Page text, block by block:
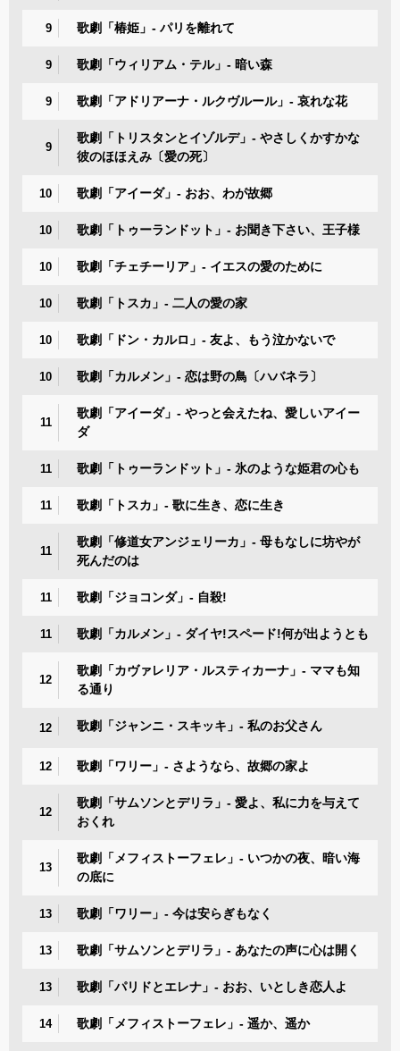
9 歌劇「椿姫」- パリを離れて
9 歌劇「ウィリアム・テル」- 暗い森
9 歌劇「アドリアーナ・ルクヴルール」- 哀れな花
9
歌劇「トリスタンとイゾルデ」- やさしくかすかな
彼のほほえみ〔愛の死〕
10 歌劇「アイーダ」- おお、わが故郷
10 歌劇「トゥーランドット」- お聞き下さい、王子様
10 歌劇「チェチーリア」- イエスの愛のために
10 歌劇「トスカ」- 二人の愛の家
10 歌劇「ドン・カルロ」- 友よ、もう泣かないで
10 歌劇「カルメン」- 恋は野の鳥〔ハバネラ〕
11
歌劇「アイーダ」- やっと会えたね、愛しいアイー
ダ
11 歌劇「トゥーランドット」- 氷のような姫君の心も
11 歌劇「トスカ」- 歌に生き、恋に生き
11
歌劇「修道女アンジェリーカ」- 母もなしに坊やが
死んだのは
11 歌劇「ジョコンダ」- 自殺!
11 歌劇「カルメン」- ダイヤ!スペード!何が出ようとも
12
歌劇「カヴァレリア・ルスティカーナ」- ママも知
る通り
12 歌劇「ジャンニ・スキッキ」- 私のお父さん
12 歌劇「ワリー」- さようなら、故郷の家よ
12
歌劇「サムソンとデリラ」- 愛よ、私に力を与えて
おくれ
13
歌劇「メフィストーフェレ」- いつかの夜、暗い海
の底に
13 歌劇「ワリー」- 今は安らぎもなく
13 歌劇「サムソンとデリラ」- あなたの声に心は開く
13 歌劇「パリドとエレナ」- おお、いとしき恋人よ
14 歌劇「メフィストーフェレ」- 遥か、遥か